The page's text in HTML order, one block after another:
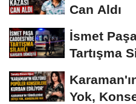
Can Aldı
İsmet
Tartışma
Yok,